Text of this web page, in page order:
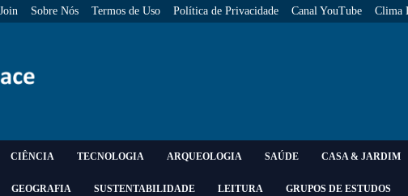
Sobre Nós Termos de Uso Política de Privacidade Canal YouTube Clima
CIÊNCIA TECNOLOGIA ARQUEOLOGIA SAÚDE CASA & JARDIM
GEOGRAFIA SUSTENTABILIDADE LEITURA GRUPOS DE ESTUDOS